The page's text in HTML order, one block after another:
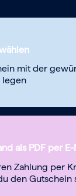
mit der
legen
als PDF per E-
Zahlung per
den Gutschein